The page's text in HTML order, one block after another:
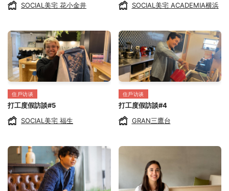
SOCIAL美宅 花小金井
SOCIAL美宅 ACADEMIA横浜
住戶访谈
打工度假訪談#5
SOCIAL美宅 福生
住戶访谈
打工度假訪談#4
GRAN三鷹台